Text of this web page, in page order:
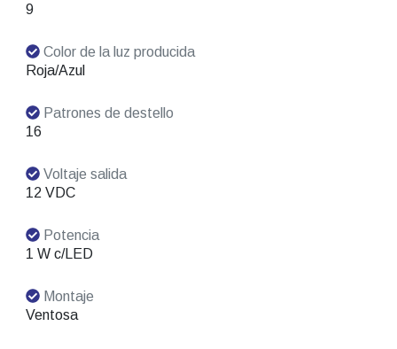
9
Color de la luz producida
Roja/Azul
Patrones de destello
16
Voltaje salida
12 VDC
Potencia
1 W c/LED
Montaje
Ventosa